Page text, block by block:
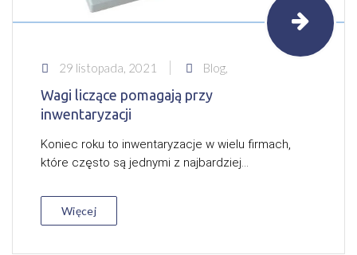
29 listopada, 2021 Blog,
Wagi liczące pomagają przy
inwentaryzacji
Koniec roku to inwentaryzacje w wielu firmach,
które często są jednymi z najbardziej...
Więcej